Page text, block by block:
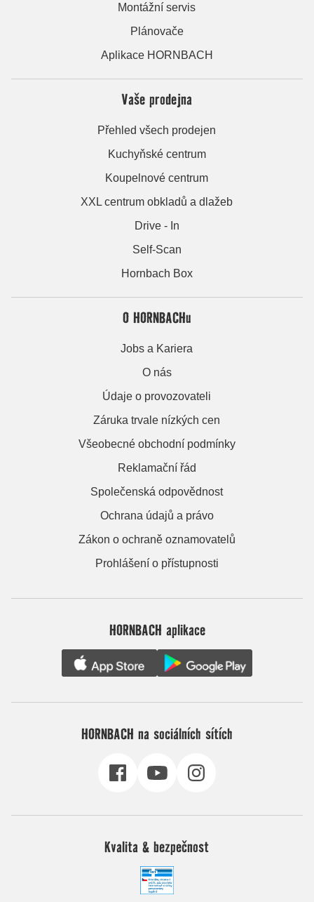
Montážní servis
Plánovače
Aplikace HORNBACH
Vaše prodejna
Přehled všech prodejen
Kuchyňské centrum
Koupelnové centrum
XXL centrum obkladů a dlažeb
Drive - In
Self-Scan
Hornbach Box
O HORNBACHu
Jobs a Kariera
O nás
Údaje o provozovateli
Záruka trvale nízkých cen
Všeobecné obchodní podmínky
Reklamační řád
Společenská odpovědnost
Ochrana údajů a právo
Zákon o ochraně oznamovatelů
Prohlášení o přístupnosti
HORNBACH aplikace
HORNBACH na sociálních sítích
Kvalita & bezpečnost